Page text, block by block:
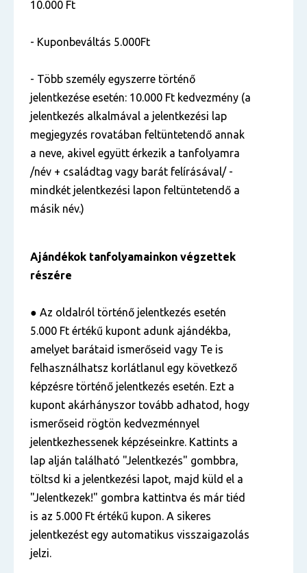
10.000 Ft
- Kuponbeváltás 5.000Ft
- Több személy egyszerre történő
jelentkezése esetén: 10.000 Ft kedvezmény (a
jelentkezés alkalmával a jelentkezési lap
megjegyzés rovatában feltüntetendő annak
a neve, akivel együtt érkezik a tanfolyamra
/név + családtag vagy barát felírásával/ -
mindkét jelentkezési lapon feltüntetendő a
másik név.)
Ajándékok tanfolyamainkon végzettek
részére
● Az oldalról történő jelentkezés esetén
5.000 Ft értékű kupont adunk ajándékba,
amelyet barátaid ismerőseid vagy Te is
felhasználhatsz korlátlanul egy következő
képzésre történő jelentkezés esetén. Ezt a
kupont akárhányszor tovább adhatod, hogy
ismerőseid rögtön kedvezménnyel
jelentkezhessenek képzéseinkre. Kattints a
lap alján található "Jelentkezés" gombbra,
töltsd ki a jelentkezési lapot, majd küld el a
"Jelentkezek!" gombra kattintva és már tiéd
is az 5.000 Ft értékű kupon. A sikeres
jelentkezést egy automatikus visszaigazolás
jelzi.